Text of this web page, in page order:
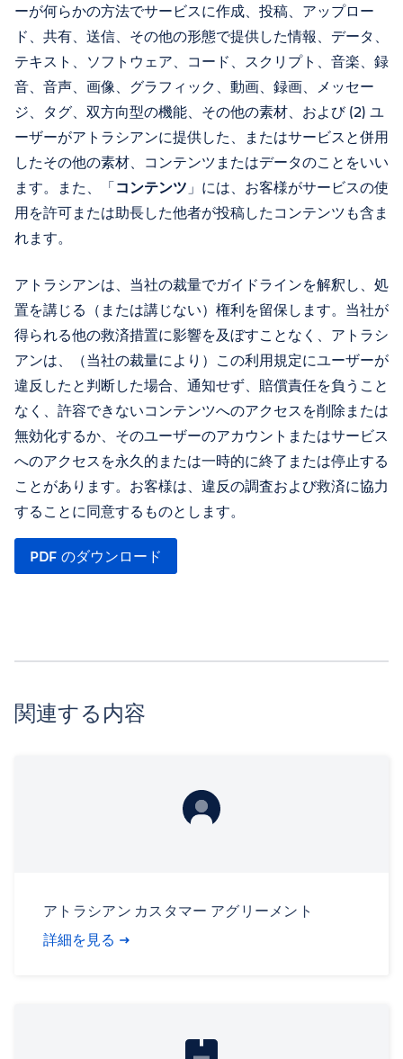
ーが何らかの方法でサービスに作成、投稿、アップロー
ド、共有、送信、その他の形態で提供した情報、データ、
テキスト、ソフトウェア、コード、スクリプト、音楽、録
音、音声、画像、グラフィック、動画、録画、メッセー
ジ、タグ、双方向型の機能、その他の素材、および (2) ユ
ーザーがアトラシアンに提供した、またはサービスと併用
したその他の素材、コンテンツまたはデータのことをいい
ます。また、「コンテンツ 」には、お客様がサービスの使
用を許可または助長した他者が投稿したコンテンツも含ま
れます。
アトラシアンは、当社の裁量でガイドラインを解釈し、処
置を講じる（または講じない）権利を留保します。当社が
得られる他の救済措置に影響を及ぼすことなく、アトラシ
アンは、（当社の裁量により）この利用規定にユーザーが
違反したと判断した場合、通知せず、賠償責任を負うこと
なく、許容できないコンテンツへのアクセスを削除または
無効化するか、そのユーザーのアカウントまたはサービス
へのアクセスを永久的または一時的に終了または停止する
ことがあります。お客様は、違反の調査および救済に協力
することに同意するものとします。
PDF のダウンロード
関連する内容
アトラシアン カスタマー アグリーメント
詳細を見る